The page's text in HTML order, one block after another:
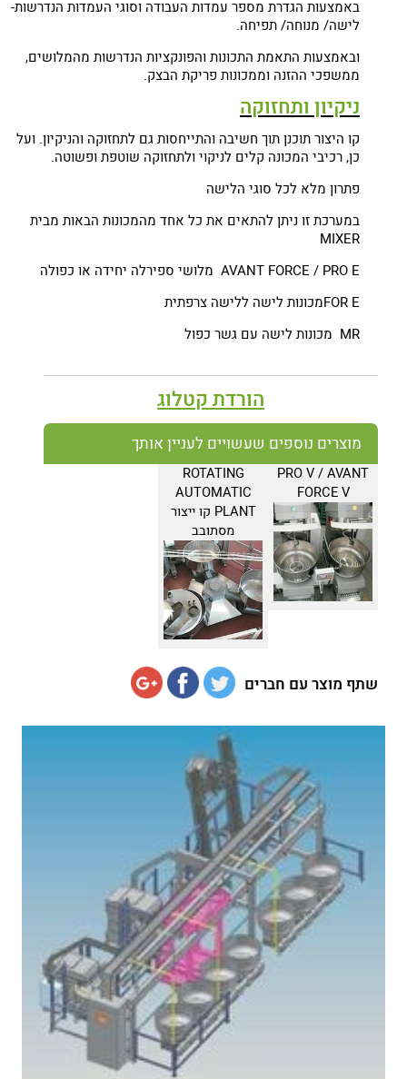
באמצעות הגדרת מספר עמדות העבודה וסוגי העמדות הנדרשות-
לישה/ מנוחה/ תפיחה.
ובאמצעות התאמת התכונות והפונקציות הנדרשות מהמלושים,
ממשפכי ההזנה וממכונות פריקת הבצק.
ניקיון ותחזוקה
קו היצור תוכנן תוך חשיבה והתייחסות גם לתחזוקה והניקיון. ועל
כן, רכיבי המכונה קלים לניקוי ולתחזוקה שוטפת ופשוטה.
פתרון מלא לכל סוגי הלישה
במערכת זו ניתן להתאים את כל אחד מהמכונות הבאות מבית
MIXER
AVANT FORCE / PRO E מלושי ספירלה יחידה או כפולה
FOR Eמכונות לישה ללישה צרפתית
MR מכונות לישה עם גשר כפול
הורדת קטלוג
מוצרים נוספים שעשויים לעניין אותך
PRO V / AVANT
FORCE V
ROTATING
AUTOMATIC
PLANT קו ייצור
מסתובב
שתף מוצר עם חברים